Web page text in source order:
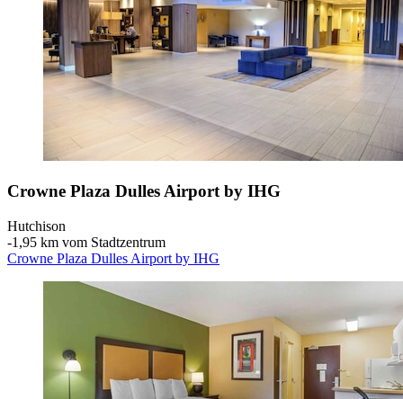
Crowne Plaza Dulles Airport by IHG
Hutchison
‐1,95 km vom Stadtzentrum
Crowne Plaza Dulles Airport by IHG